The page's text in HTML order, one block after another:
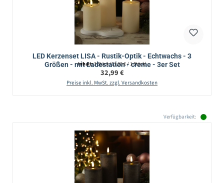
LED Kerzenset LISA - Rustik-Optik - Echtwachs - 3
Größen - mit Ladestation - creme - 3er Set
Inhalt:3 Stück(11,00 € / 1 Stück)
Regulärer Preis:
32,99 €
Preise inkl. MwSt. zzgl. Versandkosten
Verfügbarkeit: